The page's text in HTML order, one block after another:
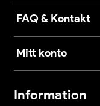
FAQ & Kontakt
Mitt konto
Information